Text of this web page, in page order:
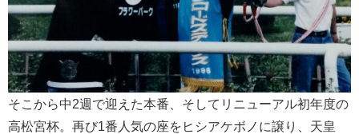
そこから中2週で迎えた本番、そしてリニューアル初年度の
高松宮杯。再び1番人気の座をヒシアケボノに譲り、天皇